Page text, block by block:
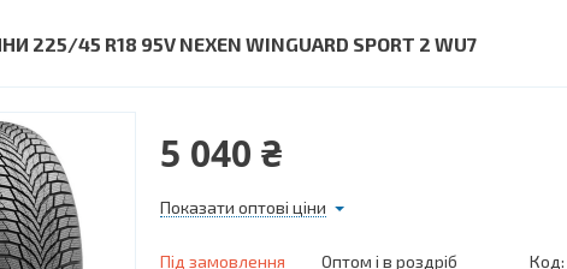
225/45 R18 95V NEXEN WINGUARD SPORT 2 WU7
5 040 ₴
Показати оптові ціни
Під замовлення Оптом і в роздріб Код: